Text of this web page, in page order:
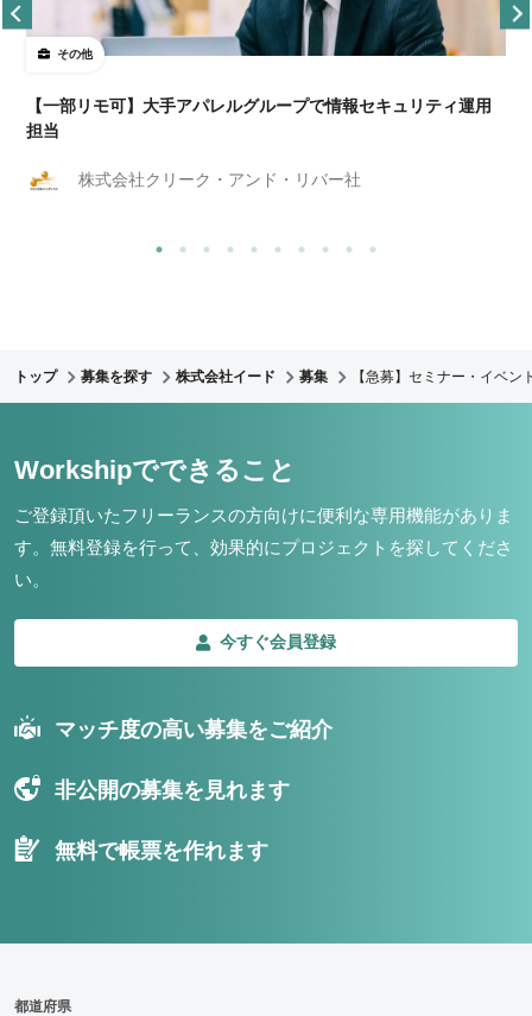
その他
【一部リモ可】大手アパレルグループで情報セキュリティ運用
担当
株式会社クリーク・アンド・リバー社
トップ 募集を探す 株式会社イード 募集 【急募】セミナー・イベ
Workshipでできること
ご登録頂いたフリーランスの方向けに便利な専用機能がありま
す。 無料登録を行って、効果的にプロジェクトを探してくださ
い。
今すぐ会員登録
マッチ度の高い募集をご紹介
非公開の募集を見れます
無料で帳票を作れます
都道府県